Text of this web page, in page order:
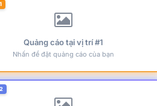
Quảng cáo tại vị trí #1
Nhấn để đặt quảng cáo của bạn